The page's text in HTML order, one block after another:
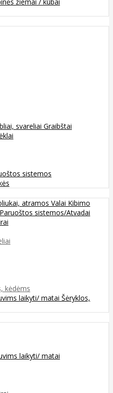
svareliai Graibštai
sistemos
atramos Valai Kibimo
Paruoštos sistemos/Atvadai
kėdėms
laikyti/ matai Šėryklos,
laikyti/ matai